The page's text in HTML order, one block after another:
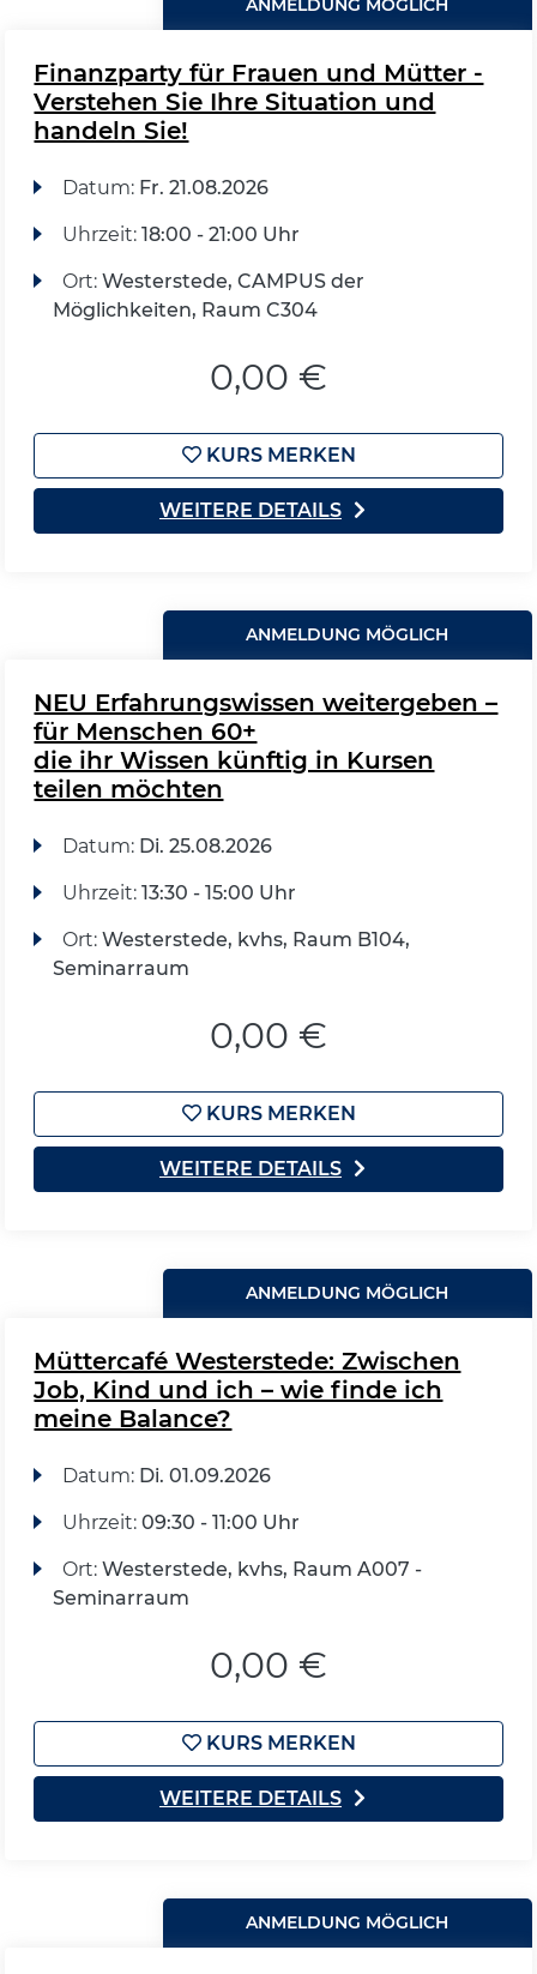
Finanzparty für Frauen und Mütter -
Verstehen Sie Ihre Situation und
handeln Sie!
Datum: Fr. 21.08.2026
Uhrzeit: 18:00 - 21:00 Uhr
Ort: Westerstede, CAMPUS der
Möglichkeiten, Raum C304
0,00 €
KURS MERKEN
WEITERE DETAILS
ANMELDUNG MÖGLICH
NEU Erfahrungswissen weitergeben –
für Menschen 60+
die ihr Wissen künftig in Kursen
teilen möchten
Datum: Di. 25.08.2026
Uhrzeit: 13:30 - 15:00 Uhr
Ort: Westerstede, kvhs, Raum B104,
Seminarraum
0,00 €
KURS MERKEN
WEITERE DETAILS
ANMELDUNG MÖGLICH
Müttercafé Westerstede: Zwischen
Job, Kind und ich – wie finde ich
meine Balance?
Datum: Di. 01.09.2026
Uhrzeit: 09:30 - 11:00 Uhr
Ort: Westerstede, kvhs, Raum A007 -
Seminarraum
0,00 €
KURS MERKEN
WEITERE DETAILS
ANMELDUNG MÖGLICH